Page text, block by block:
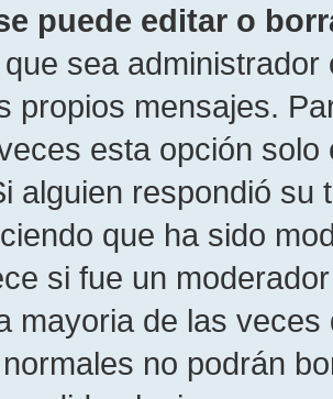
puede editar o
sea
propios mensajes.
esta opción
alguien respondió
que ha sido
si fue un
mayoria de las
no podrán